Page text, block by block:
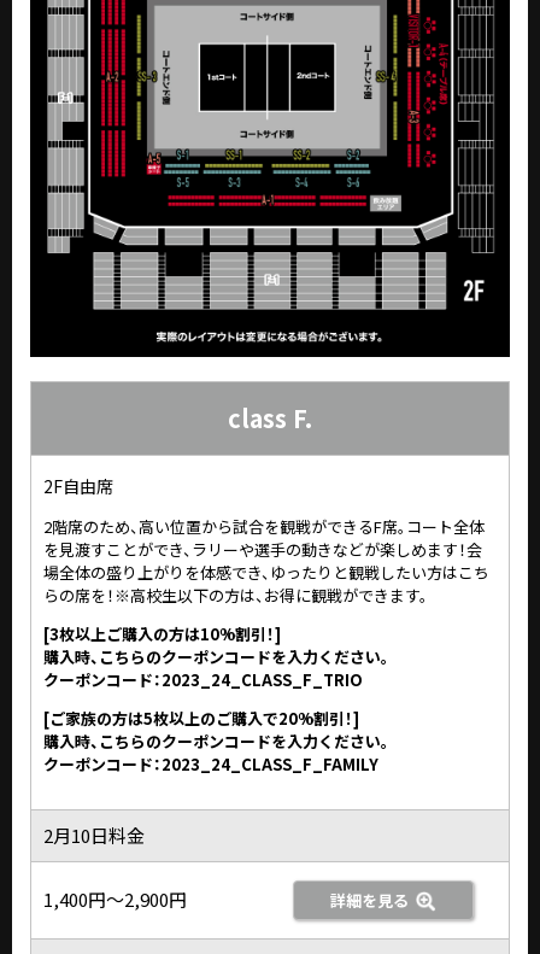
class F.
2F自由席
2階席のため、高い位置から試合を観戦ができるF席。コート全体
を見渡すことができ、ラリーや選手の動きなどが楽しめます！会
場全体の盛り上がりを体感でき、ゆったりと観戦したい方はこち
らの席を！※高校生以下の方は、お得に観戦ができます。
[3枚以上ご購入の方は10%割引！]
購入時、こちらのクーポンコードを入力ください。
クーポンコード：2023_24_CLASS_F_TRIO
[ご家族の方は5枚以上のご購入で20%割引！]
購入時、こちらのクーポンコードを入力ください。
クーポンコード：2023_24_CLASS_F_FAMILY
2月10日料金
1,400円～2,900円 詳細を見る